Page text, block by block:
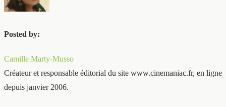
Posted by:
Camille Marty-Musso
Créateur et responsable éditorial du site www.cinemaniac.fr, en ligne
depuis janvier 2006.